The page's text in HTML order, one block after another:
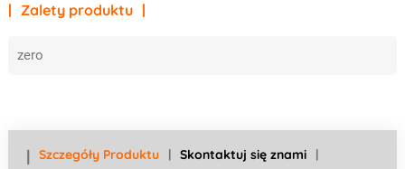
Zalety produktu
zero
Szczegóły Produktu Skontaktuj się znami